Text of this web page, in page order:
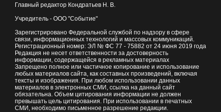
Главный редактор Кондратьев Н. В.
Учредитель - ООО "Событие"
Зарегистрировано Федеральной службой по надзору в сфере
связи, информационных технологий и массовых коммуникаций.
Регистрационный номер: ЭЛ № ФС 77 - 75882 от 24 июня 2019 года
Редакция не несет ответственности за достоверность
информации, содержащейся в рекламных материалах
Запрещено полное или частичное копирование и использование
любых материалов сайта, как составных произведений, включая
тексты и изображения. При любом использовании данных
материалов в электронных СМИ, ссылка на данный сайт
обязательна. Объем цитирования информации не должен
превышать цель цитирования. При использовании в печатных
СМИ, необходимо письменное разрешение редакции.